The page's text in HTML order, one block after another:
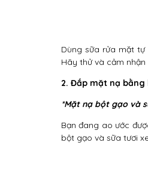
Dùng sữa rửa mặt
Hãy thử và cảm
2. Đắp mặt nạ
*Mặt nạ bột gạo và
Bạn đang ao ước
bột gạo và sữa tươi